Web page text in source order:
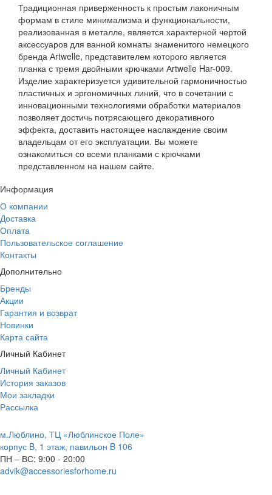
Традиционная приверженность к простым лаконичным
формам в стиле минимализма и функциональности,
реализованная в металле, является характерной чертой
аксессуаров для ванной комнаты знаменитого немецкого
бренда Аrtwelle, представителем которого является
планка с тремя двойными крючками Аrtwelle Har-009.
Изделие характеризуется удивительной гармоничностью
пластичных и эргономичных линий, что в сочетании с
инновационными технологиями обработки материалов
позволяет достичь потрясающего декоративного
эффекта, доставить настоящее наслаждение своим
владельцам от его эксплуатации. Вы можете
ознакомиться со всеми планками с крючками
представленном на нашем сайте.
Информация
О компании
Доставка
Оплата
Пользовательское соглашение
Контакты
Дополнительно
Бренды
Акции
Гарантия и возврат
Новинки
Карта сайта
Личный Кабинет
Личный Кабинет
История заказов
Мои закладки
Рассылка
м.Люблино, ТЦ «Люблинское Поле»
корпус B, 1 этаж, павильон B 106
ПН – ВС: 9:00 - 20:00
advik@accessoriesforhome.ru